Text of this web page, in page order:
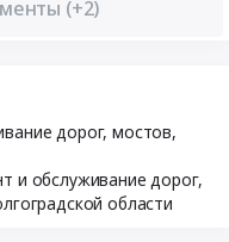
(+2)
дорог, мостов,
и обслуживание дорог,
области